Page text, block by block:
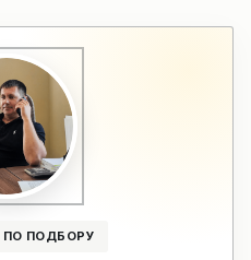
ПО ПОДБОРУ